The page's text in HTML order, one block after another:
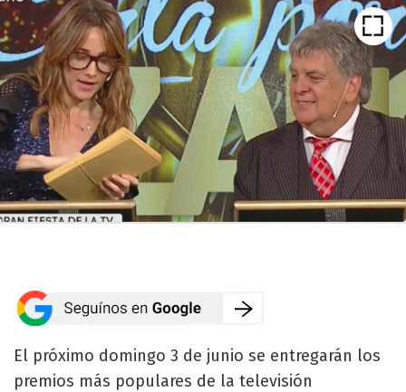
El próximo domingo 3 de junio se entregarán los
premios más populares de la televisión